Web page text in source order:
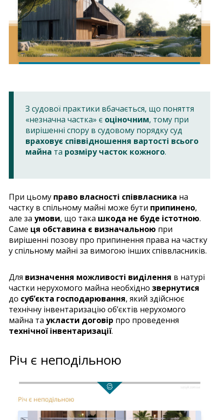
З судової практики вбачається, що поняття
«незначна частка» є оціночним, тому при
вирішенні спору в судовому порядку суд
враховує співвідношення вартості всього
майна та розміру часток кожного.
При цьому право власності співвласника на
частку в спільному майні може бути припинено,
але за умови, що така шкода не буде істотною.
Саме ця обставина є визначальною при
вирішенні позову про припинення права на частку
у спільному майні за вимогою інших співвласників.
Для визначення можливості виділення в натурі
частки нерухомого майна необхідно звернутися
до суб’єкта господарювання, який здійснює
технічну інвентаризацію об’єктів нерухомого
майна та укласти договір про проведення
технічної інвентаризації.
Річ є неподільною